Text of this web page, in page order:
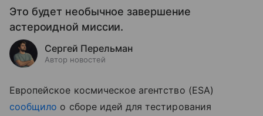
Это будет необычное завершение
астероидной миссии.
Сергей Перельман
Автор новостей
Европейское космическое агентство (ESA)
сообщило о сборе идей для тестирования